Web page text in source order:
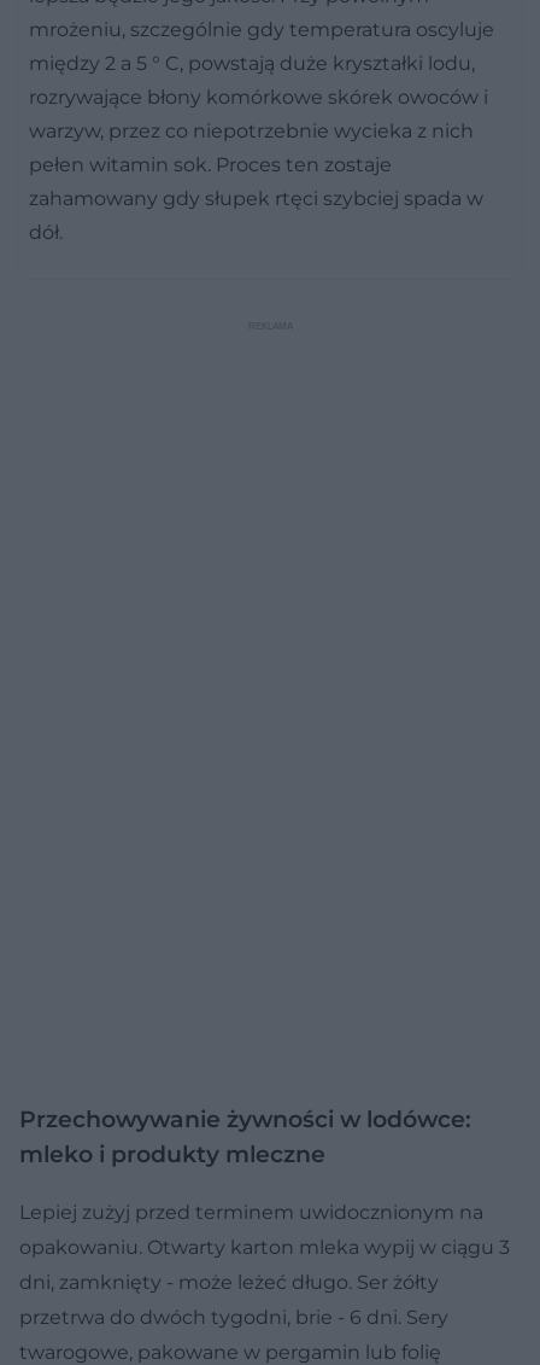
mrożeniu, szczególnie gdy temperatura oscyluje
między 2 a 5 ° C, powstają duże kryształki lodu,
rozrywające błony komórkowe skórek owoców i
warzyw, przez co niepotrzebnie wycieka z nich
pełen witamin sok. Proces ten zostaje
zahamowany gdy słupek rtęci szybciej spada w
dół.
Przechowywanie żywności w lodówce:
mleko i produkty mleczne
Lepiej zużyj przed terminem uwidocznionym na
opakowaniu. Otwarty karton mleka wypij w ciągu 3
dni, zamknięty - może leżeć długo. Ser żółty
przetrwa do dwóch tygodni, brie - 6 dni. Sery
twarogowe, pakowane w pergamin lub folię